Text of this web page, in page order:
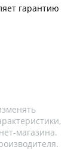
гарантию
магазина.